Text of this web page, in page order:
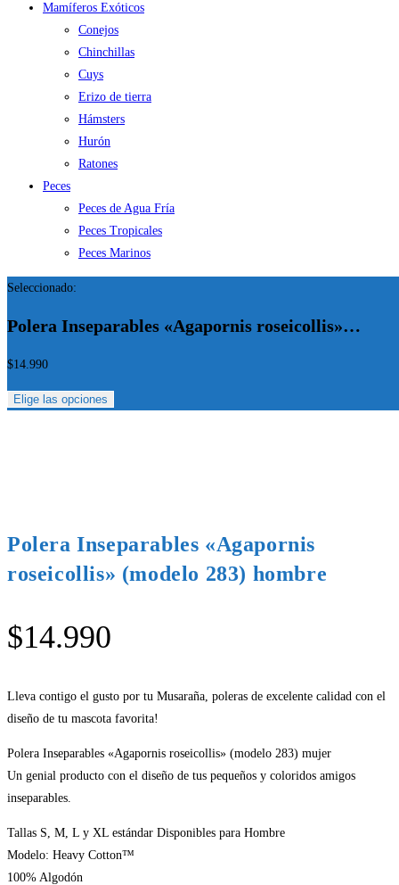
Mamíferos Exóticos
Conejos
Chinchillas
Cuys
Erizo de tierra
Hámsters
Hurón
Ratones
Peces
Peces de Agua Fría
Peces Tropicales
Peces Marinos
Seleccionado:
Polera Inseparables «Agapornis roseicollis»…
$14.990
Elige las opciones
Polera Inseparables «Agapornis
roseicollis» (modelo 283) hombre
$14.990
Lleva contigo el gusto por tu Musaraña, poleras de excelente calidad con el
diseño de tu mascota favorita!
Polera Inseparables «Agapornis roseicollis» (modelo 283) mujer
Un genial producto con el diseño de tus pequeños y coloridos amigos
inseparables.
Tallas S, M, L y XL estándar Disponibles para Hombre
Modelo: Heavy Cotton™
100% Algodón